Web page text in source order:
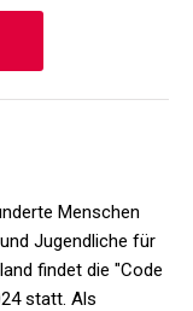
Menschen
Jugendliche für
findet die "Code
statt. Als